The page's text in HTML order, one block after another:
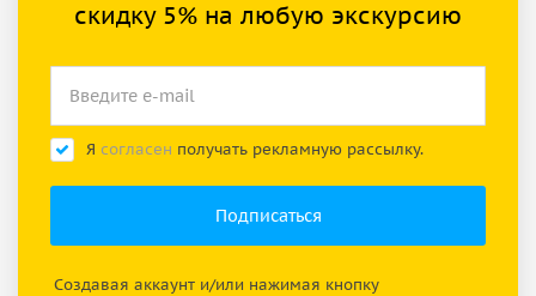
скидку 5% на любую экскурсию
Я согласен получать рекламную рассылку.
Создавая аккаунт и/или нажимая кнопку